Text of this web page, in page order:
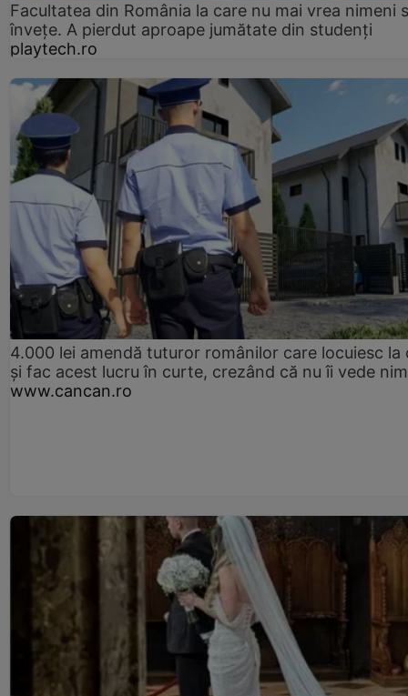
Facultatea din România la care nu mai vrea nimeni
înveţe. A pierdut aproape jumătate din studenţi
playtech.ro
4.000 lei amendă tuturor românilor care locuiesc la
și fac acest lucru în curte, crezând că nu îi vede
www.cancan.ro